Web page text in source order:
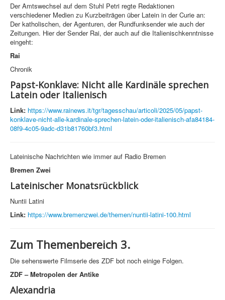
Der Amtswechsel auf dem Stuhl Petri regte Redaktionen
verschiedener Medien zu Kurzbeiträgen über Latein in der Curie an:
Der katholischen, der Agenturen, der Rundfunksender wie auch der
Zeitungen. Hier der Sender Rai, der auch auf die Italienischkenntnisse
eingeht:
Rai
Chronik
Papst-Konklave: Nicht alle Kardinäle sprechen
Latein oder Italienisch
Link: https://www.rainews.it/tgr/tagesschau/articoli/2025/05/papst-
konklave-nicht-alle-kardinale-sprechen-latein-oder-italienisch-afa84184-
08f9-4c05-9adc-d31b81760bf3.html
Lateinische Nachrichten wie immer auf Radio Bremen
Bremen Zwei
Lateinischer Monatsrückblick
Nuntii Latini
Link: https://www.bremenzwei.de/themen/nuntii-latini-100.html
Zum Themenbereich 3.
Die sehenswerte Filmserie des ZDF bot noch einige Folgen.
ZDF – Metropolen der Antike
Alexandria